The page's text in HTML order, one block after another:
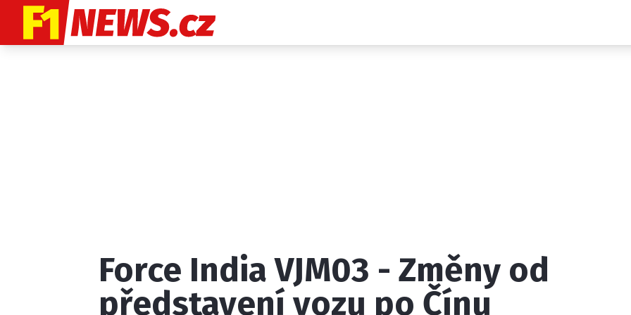
Provozovatelem serveru F1NEWS.cz je INCORP MEDIA GROUP s.r.o., IČ: 118 23
Force India VJM03 - Změny od
představení vozu po Čínu